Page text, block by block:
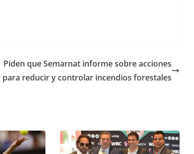
Piden que Semarnat informe sobre acciones
para reducir y controlar incendios forestales